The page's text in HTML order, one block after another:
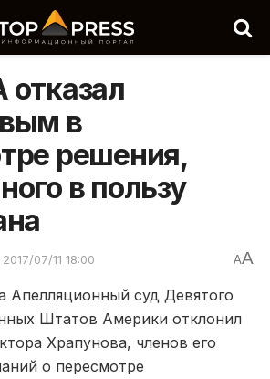
в
решения,
в пользу
2017/07/11 18:00 AA
Апелляционный суд Девятого
Штатов Америки отклонил
Храпунова, членов его
о пересмотре